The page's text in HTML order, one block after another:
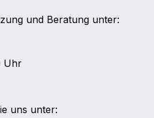
und Beratung unter:
Uhr
uns unter: